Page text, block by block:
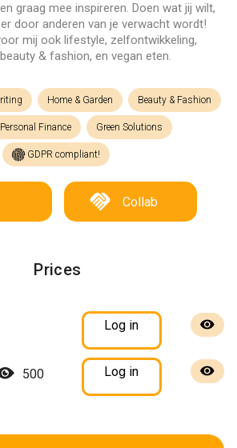
graag mee inspireren. Doen wat jij wilt,
door anderen van je verwacht wordt!
mij ook lifestyle, zelfontwikkeling,
& fashion, en vegan eten.
Home & Garden Beauty & Fashion
Personal Finance Green Solutions
GDPR compliant!
Collab
Prices
Log in
500 Log in